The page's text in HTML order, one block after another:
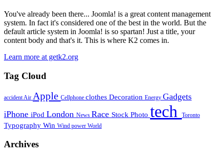
You've already been there... Joomla! is a great content management
system. In fact it's considered one of the best in the world. But the
default article system in Joomla! is so spartan! Just a title, your
content body and that's it. This is where K2 comes in.
Learn more at getk2.org
Tag Cloud
accidentAir Apple Cellphone clothes Decoration Energy Gadgets
iPhone iPod London News Race Stock Photo tech Toronto
Typography Win Wind power World
Archives